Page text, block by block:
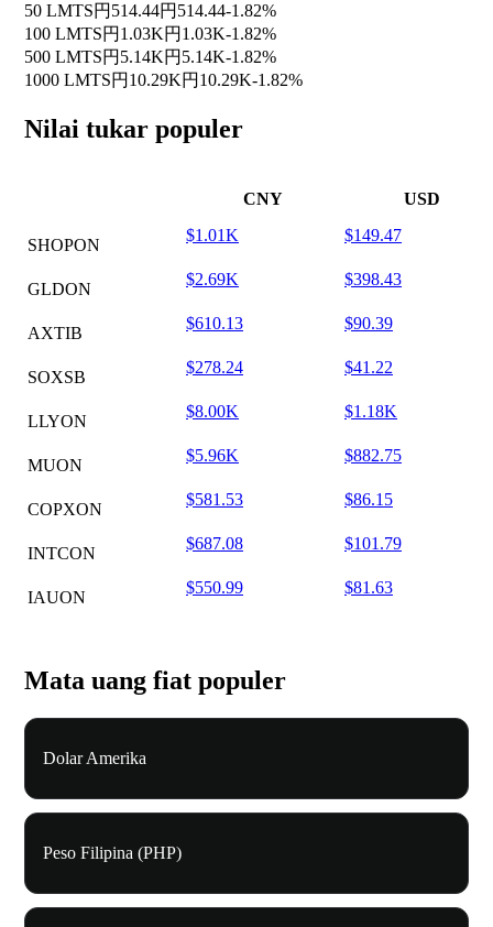
50 LMTS円514.44円514.44-1.82%
100 LMTS円1.03K円1.03K-1.82%
500 LMTS円5.14K円5.14K-1.82%
1000 LMTS円10.29K円10.29K-1.82%
Nilai tukar populer
CNY USD
SHOPON
$1.01K $149.47
GLDON
$2.69K $398.43
AXTIB
$610.13 $90.39
SOXSB
$278.24 $41.22
LLYON
$8.00K $1.18K
MUON
$5.96K $882.75
COPXON
$581.53 $86.15
INTCON
$687.08 $101.79
IAUON
$550.99 $81.63
Mata uang fiat populer
Dolar Amerika
Peso Filipina (PHP)